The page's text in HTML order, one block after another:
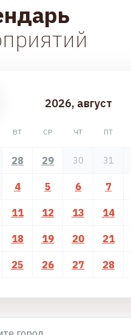
2026, август
ВТ СР ЧТ ПТ
28 29 30 31
4 5 6 7
11 12 13 14
18 19 20 21
25 26 27 28